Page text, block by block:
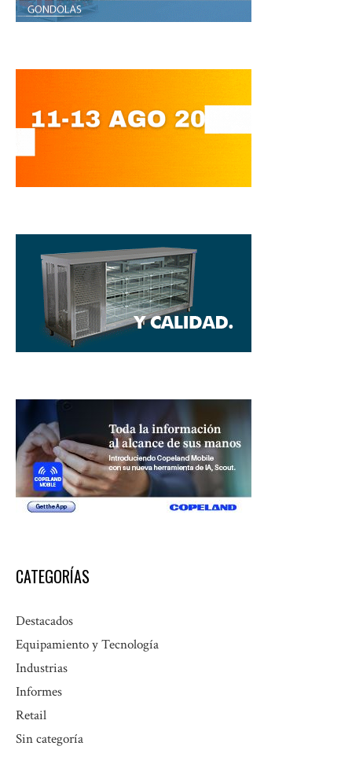
CATEGORÍAS
Destacados
Equipamiento y Tecnología
Industrias
Informes
Retail
Sin categoría